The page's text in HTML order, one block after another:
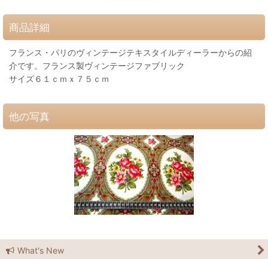
商品詳細
フランス・パリのヴィンテージテキスタイルディーラーからの紹
介です。フランス製ヴィンテージファブリック
サイズ６１ｃｍｘ７５ｃｍ
他の写真
What's New